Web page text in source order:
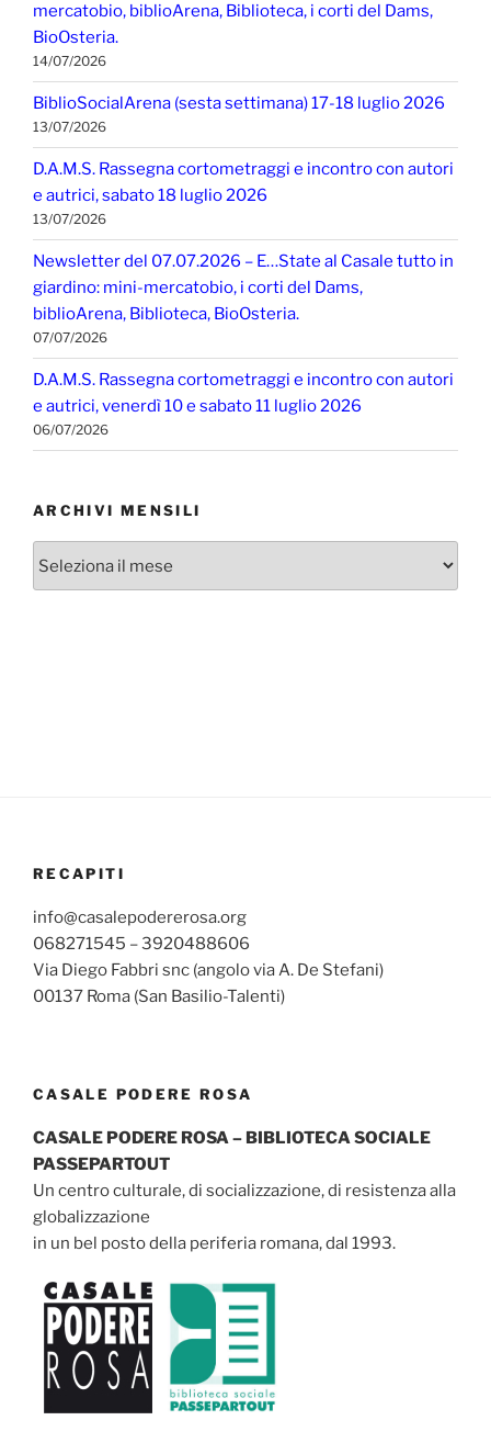
mercatobio, biblioArena, Biblioteca, i corti del Dams,
BioOsteria.
14/07/2026
BiblioSocialArena (sesta settimana) 17-18 luglio 2026
13/07/2026
D.A.M.S. Rassegna cortometraggi e incontro con autori
e autrici, sabato 18 luglio 2026
13/07/2026
Newsletter del 07.07.2026 – E…State al Casale tutto in
giardino: mini-mercatobio, i corti del Dams,
biblioArena, Biblioteca, BioOsteria.
07/07/2026
D.A.M.S. Rassegna cortometraggi e incontro con autori
e autrici, venerdì 10 e sabato 11 luglio 2026
06/07/2026
ARCHIVI MENSILI
RECAPITI
info@casalepodererosa.org
068271545 – 3920488606
Via Diego Fabbri snc (angolo via A. De Stefani)
00137 Roma (San Basilio-Talenti)
CASALE PODERE ROSA
CASALE PODERE ROSA – BIBLIOTECA SOCIALE
PASSEPARTOUT
Un centro culturale, di socializzazione, di resistenza alla
globalizzazione
in un bel posto della periferia romana, dal 1993.